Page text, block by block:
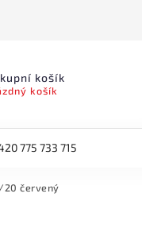
košík
košík
775 733 715
20 červený